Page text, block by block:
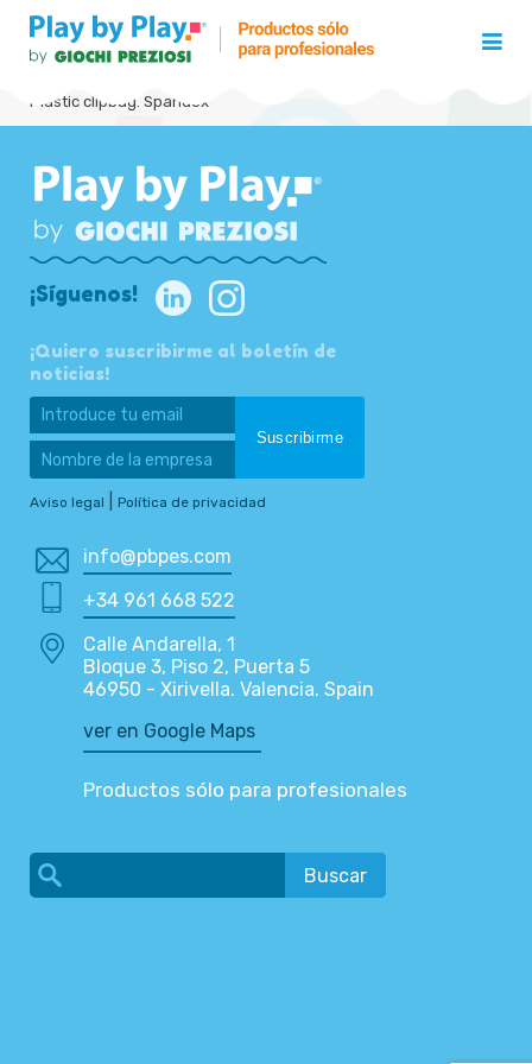
Plastic clipbag. Spandex
¡Síguenos!
¡Quiero suscribirme al boletín de
noticias!
Aviso legal Política de privacidad
info@pbpes.com
+34 961 668 522
Calle Andarella, 1
Bloque 3, Piso 2, Puerta 5
46950 - Xirivella. Valencia. Spain
ver en Google Maps
Productos sólo para profesionales
Buscar